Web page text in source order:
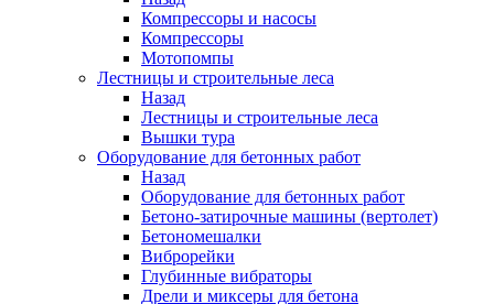
Компрессоры и насосы
Компрессоры
Мотопомпы
Лестницы и строительные леса
Назад
Лестницы и строительные леса
Вышки тура
Оборудование для бетонных работ
Назад
Оборудование для бетонных работ
Бетоно-затирочные машины (вертолет)
Бетономешалки
Виброрейки
Глубинные вибраторы
Дрели и миксеры для бетона